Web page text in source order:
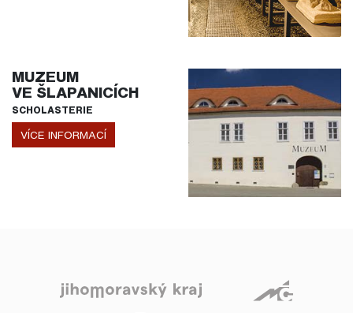
MUZEUM
VE ŠLAPANICÍCH
SCHOLASTERIE
VÍCE INFORMACÍ